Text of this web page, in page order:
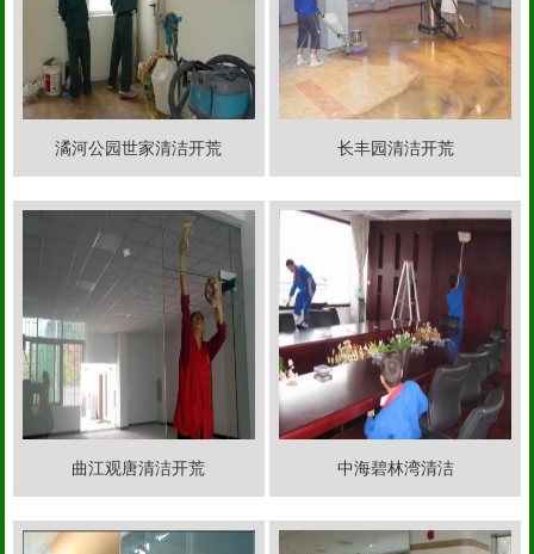
潏河公园世家清洁开荒 长丰园清洁开荒
曲江观唐清洁开荒 中海碧林湾清洁